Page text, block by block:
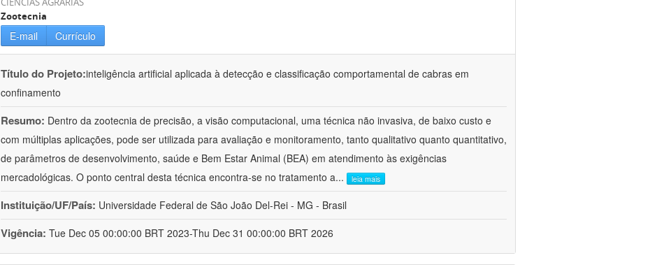
Zootecnia
E-mail Currículo
Título do Projeto:inteligência artificial aplicada à detecção e classificação comportamental de cabras em
confinamento
Resumo: Dentro da zootecnia de precisão, a visão computacional, uma técnica não invasiva, de baixo custo e
com múltiplas aplicações, pode ser utilizada para avaliação e monitoramento, tanto qualitativo quanto quantitativo,
de parâmetros de desenvolvimento, saúde e Bem Estar Animal (BEA) em atendimento às exigências
mercadológicas. O ponto central desta técnica encontra-se no tratamento a... leia mais
Instituição/UF/País: Universidade Federal de São João Del-Rei - MG - Brasil
Vigência: Tue Dec 05 00:00:00 BRT 2023-Thu Dec 31 00:00:00 BRT 2026